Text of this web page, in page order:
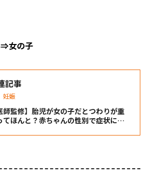
⇒女の子
記事
妊娠
師監修】胎児が女の子だとつわりが重
てほんと？赤ちゃんの性別で症状に特